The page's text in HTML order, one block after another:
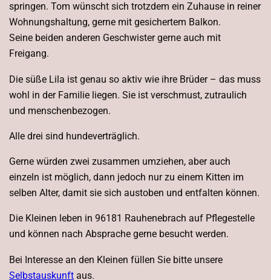
springen. Tom wünscht sich trotzdem ein Zuhause in reiner
Wohnungshaltung, gerne mit gesichertem Balkon.
Seine beiden anderen Geschwister gerne auch mit
Freigang.
Die süße Lila ist genau so aktiv wie ihre Brüder – das muss
wohl in der Familie liegen. Sie ist verschmust, zutraulich
und menschenbezogen.
Alle drei sind hundeverträglich.
Gerne würden zwei zusammen umziehen, aber auch
einzeln ist möglich, dann jedoch nur zu einem Kitten im
selben Alter, damit sie sich austoben und entfalten können.
Die Kleinen leben in 96181 Rauhenebrach auf Pflegestelle
und können nach Absprache gerne besucht werden.
Bei Interesse an den Kleinen füllen Sie bitte unsere
Selbstauskunft aus.